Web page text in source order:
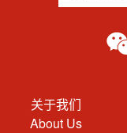
关于我们
About Us